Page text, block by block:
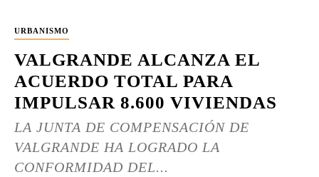
URBANISMO
VALGRANDE ALCANZA EL
ACUERDO TOTAL PARA
IMPULSAR 8.600 VIVIENDAS
LA JUNTA DE COMPENSACIÓN DE
VALGRANDE HA LOGRADO LA
CONFORMIDAD DEL...